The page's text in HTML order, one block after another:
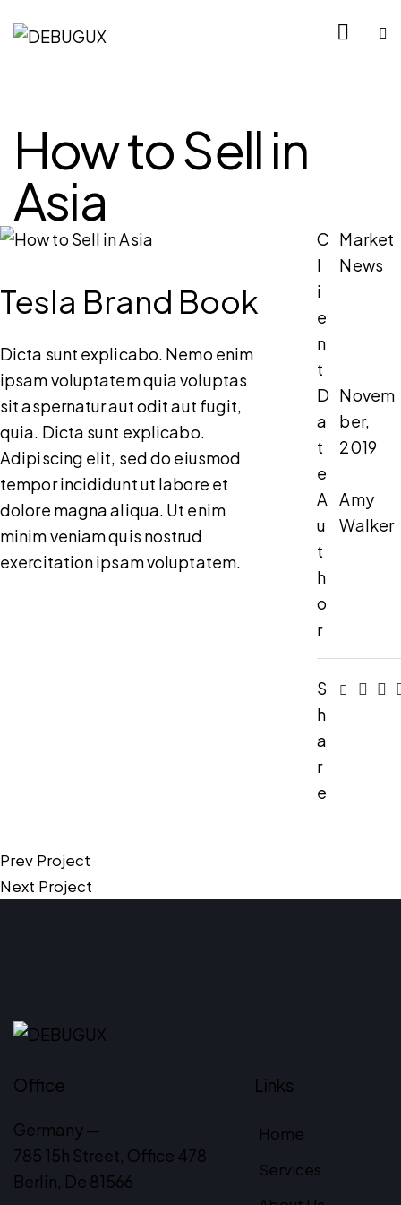
How to Sell in
Asia
Tesla Brand Book
Dicta sunt explicabo. Nemo enim
ipsam voluptatem quia voluptas
sit aspernatur aut odit aut fugit,
quia. Dicta sunt explicabo.
Adipiscing elit, sed do eiusmod
tempor incididunt ut labore et
dolore magna aliqua. Ut enim
minim veniam quis nostrud
exercitation ipsam voluptatem.
C
l
i
e
n
t
Market
News
D
a
t
e
Novem
ber,
2019
A
u
t
h
o
r
Amy
Walker
S
h
a
r
e
Prev Project
Next Project
Office
Germany —
785 15h Street, Office 478
Berlin, De 81566
Links
Home
Services